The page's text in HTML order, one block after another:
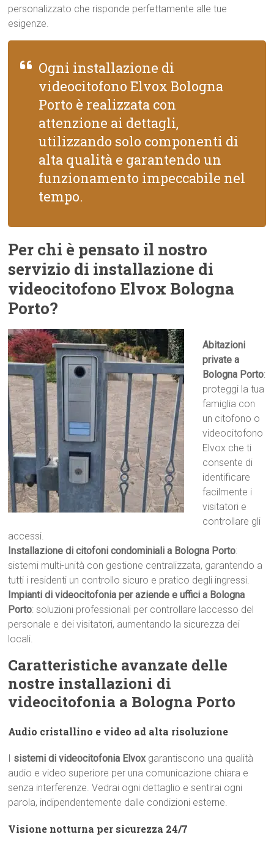
personalizzato che risponde perfettamente alle tue
esigenze.
Ogni installazione di
videocitofono Elvox Bologna
Porto è realizzata con
attenzione ai dettagli,
utilizzando solo componenti di
alta qualità e garantendo un
funzionamento impeccabile nel
tempo.
Per chi è pensato il nostro
servizio di installazione di
videocitofono Elvox Bologna
Porto?
Abitazioni
private a
Bologna Porto:
proteggi la tua
famiglia con
un citofono o
videocitofono
Elvox che ti
consente di
identificare
facilmente i
visitatori e
controllare gli
accessi.
Installazione di citofoni condominiali a Bologna Porto:
sistemi multi-unità con gestione centralizzata, garantendo a
tutti i residenti un controllo sicuro e pratico degli ingressi.
Impianti di videocitofonia per aziende e uffici a Bologna
Porto: soluzioni professionali per controllare laccesso del
personale e dei visitatori, aumentando la sicurezza dei
locali.
Caratteristiche avanzate delle
nostre installazioni di
videocitofonia a Bologna Porto
Audio cristallino e video ad alta risoluzione
I sistemi di videocitofonia Elvoxgarantiscono una qualità
audio e video superiore per una comunicazione chiara e
senza interferenze. Vedrai ogni dettaglio e sentirai ogni
parola, indipendentemente dalle condizioni esterne.
Visione notturna per sicurezza 24/7